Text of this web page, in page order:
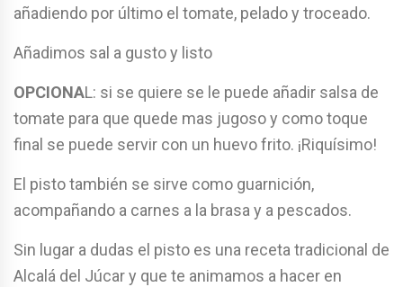
añadiendo por último el tomate, pelado y troceado.
Añadimos sal a gusto y listo
OPCIONAL: si se quiere se le puede añadir salsa de
tomate para que quede mas jugoso y como toque
final se puede servir con un huevo frito. ¡Riquísimo!
El pisto también se sirve como guarnición,
acompañando a carnes a la brasa y a pescados.
Sin lugar a dudas el pisto es una receta tradicional de
Alcalá del Júcar y que te animamos a hacer en